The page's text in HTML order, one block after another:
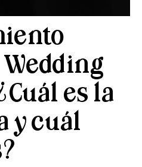
es la
y cuál